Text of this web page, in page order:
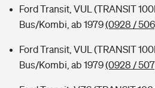
Ford Transit, VUL (TRANSIT
Bus/Kombi, ab 1979(0928 /
Ford Transit, VUL (TRANSIT
Bus/Kombi, ab 1979(0928 /